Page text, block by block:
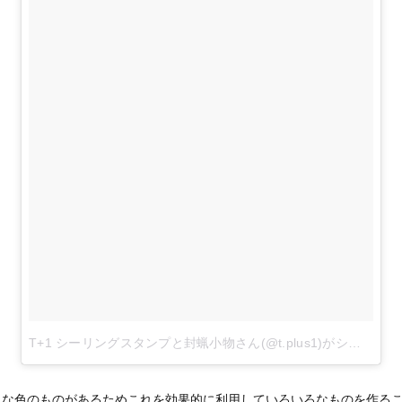
色のものがあるためこれを効果的に利用していろいろなものを作る